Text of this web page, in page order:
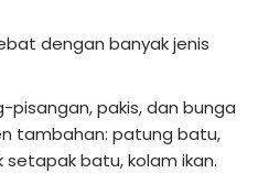
dengan banyak jenis
pisangan, pakis, dan bunga
tambahan: patung batu,
batu, kolam ikan.